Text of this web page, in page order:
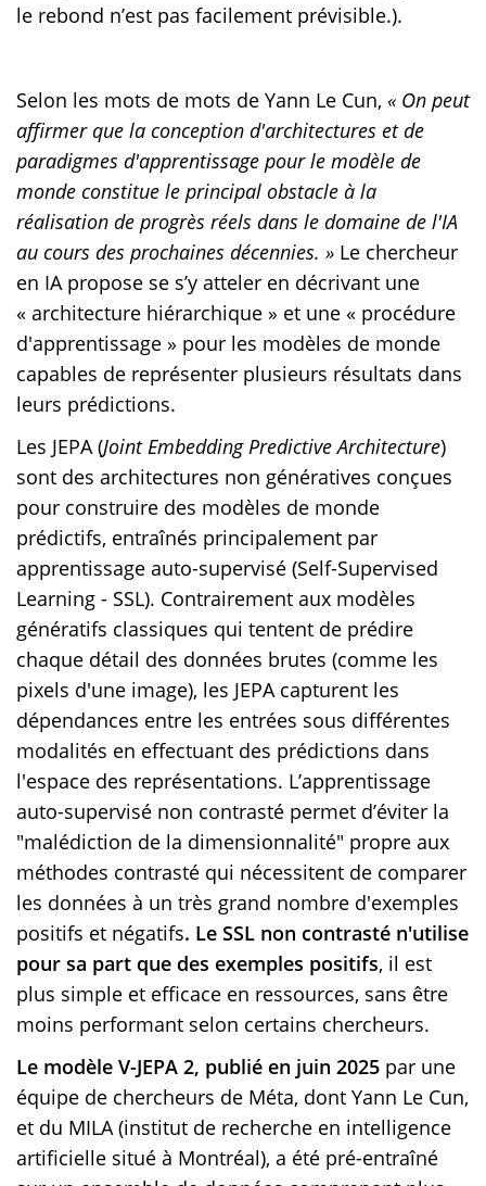
le rebond n’est pas facilement prévisible.).
Selon les mots de mots de Yann Le Cun, « On peut
affirmer que la conception d'architectures et de
paradigmes d'apprentissage pour le modèle de
monde constitue le principal obstacle à la
réalisation de progrès réels dans le domaine de l'IA
au cours des prochaines décennies. » Le chercheur
en IA propose se s’y atteler en décrivant une
« architecture hiérarchique » et une « procédure
d'apprentissage » pour les modèles de monde
capables de représenter plusieurs résultats dans
leurs prédictions.
Les JEPA (Joint Embedding Predictive Architecture)
sont des architectures non génératives conçues
pour construire des modèles de monde
prédictifs, entraînés principalement par
apprentissage auto-supervisé (Self-Supervised
Learning - SSL). Contrairement aux modèles
génératifs classiques qui tentent de prédire
chaque détail des données brutes (comme les
pixels d'une image), les JEPA capturent les
dépendances entre les entrées sous différentes
modalités en effectuant des prédictions dans
l'espace des représentations. L’apprentissage
auto-supervisé non contrasté permet d’éviter la
"malédiction de la dimensionnalité" propre aux
méthodes contrasté qui nécessitent de comparer
les données à un très grand nombre d'exemples
positifs et négatifs. Le SSL non contrasté n'utilise
pour sa part que des exemples positifs, il est
plus simple et efficace en ressources, sans être
moins performant selon certains chercheurs.
Le modèle V-JEPA 2, publié en juin 2025 par une
équipe de chercheurs de Méta, dont Yann Le Cun,
et du MILA (institut de recherche en intelligence
artificielle situé à Montréal), a été pré-entraîné